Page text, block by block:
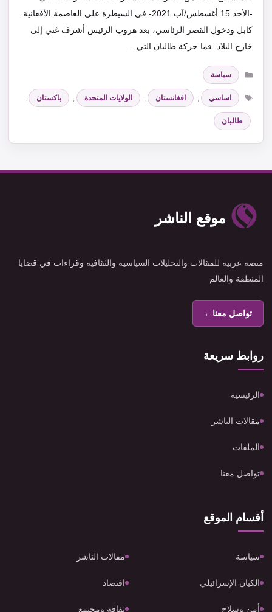
-الأحد 15 أغسطس/آب 2021- في السيطرة على العاصمة الأفغانية
كابل ودخول القصر الرئاسي، بعد هروب الرئيس أشرف غني إلى
خارج البلاد. فما حركة طالبان التي…
التصنيفات
سياسة
الوسوم
اساسي , افغانستان , الولايات المتحدة , باكستان ,
طالبان
موقع الناشر
منصة عربية للمقالات والتحليلات السياسية والثقافية وقراءات في قضايا
المنطقة والعالم
تواصل معنا←
روابط سريعة
الرئيسية
مقالات الناشر
الملفات
تواصل معنا
أقسام الموقع
سياسة مقالات الناشر
الكيان الإسرائيلي اقتصاد
أمن وسلاح ثقافة ومجتمع